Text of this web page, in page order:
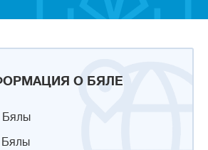
О БЯЛЕ
Бялы
Бялы